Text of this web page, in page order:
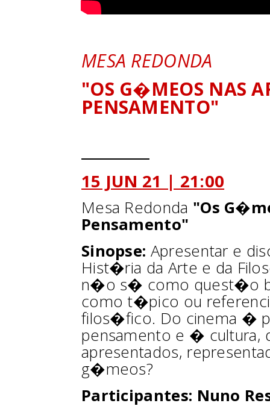
MESA REDONDA
"OS G�MEOS NAS
PENSAMENTO"
15 JUN 21 | 21:00
Mesa Redonda "Os
Pensamento"
Sinopse: Apresentar e
Hist�ria da Arte e da
n�o s� como quest�o
como t�pico ou
filos�fico. Do cinema �
pensamento e �
apresentados,
g�meos?
Participantes: Nuno